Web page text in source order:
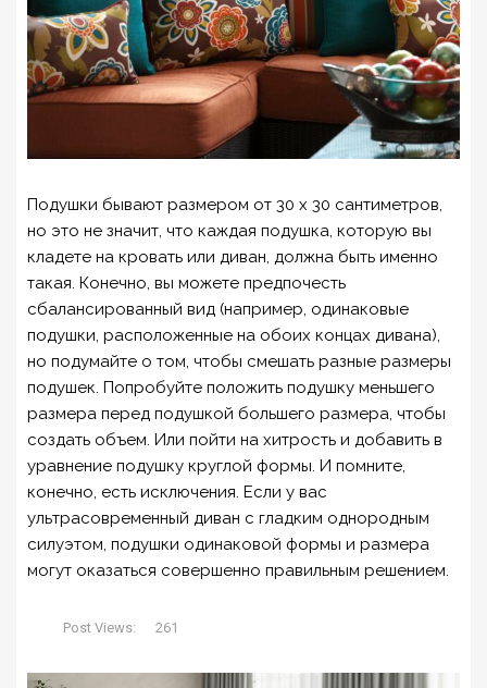
Подушки бывают размером от 30 x 30 сантиметров,
но это не значит, что каждая подушка, которую вы
кладете на кровать или диван, должна быть именно
такая. Конечно, вы можете предпочесть
сбалансированный вид (например, одинаковые
подушки, расположенные на обоих концах дивана),
но подумайте о том, чтобы смешать разные размеры
подушек. Попробуйте положить подушку меньшего
размера перед подушкой большего размера, чтобы
создать объем. Или пойти на хитрость и добавить в
уравнение подушку круглой формы. И помните,
конечно, есть исключения. Если у вас
ультрасовременный диван с гладким однородным
силуэтом, подушки одинаковой формы и размера
могут оказаться совершенно правильным решением.
Post Views: 261